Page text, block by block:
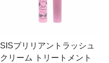
SISブリリアントラッシュ
クリーム トリートメント